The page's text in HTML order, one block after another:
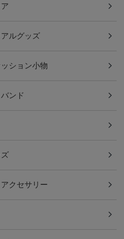
ルグッズ
ション小物
ンド
クセサリー